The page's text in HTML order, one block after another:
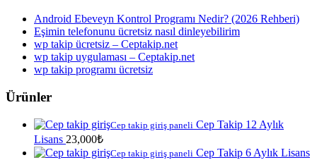
Android Ebeveyn Kontrol Programı Nedir? (2026 Rehberi)
Eşimin telefonunu ücretsiz nasıl dinleyebilirim
wp takip ücretsiz – Ceptakip.net
wp takip uygulaması – Ceptakip.net
wp takip programı ücretsiz
Ürünler
Cep takip giriş paneli Cep Takip 12 Aylık
Lisans 23,000₺
Cep takip giriş paneli Cep Takip 6 Aylık Lisans